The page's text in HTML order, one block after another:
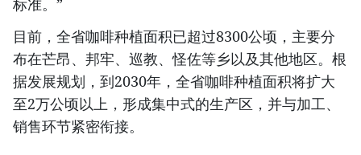
标准。”
目前，全省咖啡种植面积已超过8300公顷，主要分
布在芒昂、邦牢、巡教、怪佐等乡以及其他地区。根
据发展规划，到2030年，全省咖啡种植面积将扩大
至2万公顷以上，形成集中式的生产区，并与加工、
销售环节紧密衔接。